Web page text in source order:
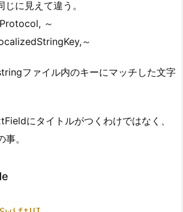
に見えて違う。
～
～
ファイル内のキーにマッチした文字
にタイトルがつくわけではなく、
。